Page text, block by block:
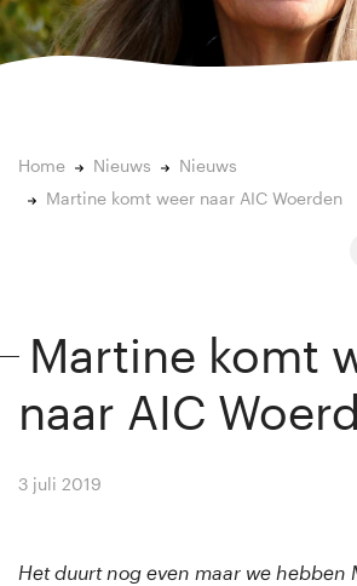
Home Nieuws
Nieuws
Martine komt weer naar AIC Woerden
Martine komt
naar AIC
3 juli 2019
Het duurt nog even maar we hebben